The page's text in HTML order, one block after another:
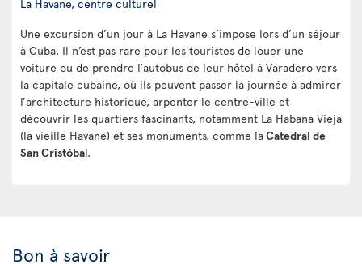
La Havane, centre culturel
Une excursion d’un jour à La Havane s’impose lors d’un séjour
à Cuba. Il n’est pas rare pour les touristes de louer une
voiture ou de prendre l’autobus de leur hôtel à Varadero vers
la capitale cubaine, où ils peuvent passer la journée à admirer
l’architecture historique, arpenter le centre-ville et
découvrir les quartiers fascinants, notamment La Habana Vieja
(la vieille Havane) et ses monuments, comme laCatedral de
San Cristóbal.
Bon à savoir